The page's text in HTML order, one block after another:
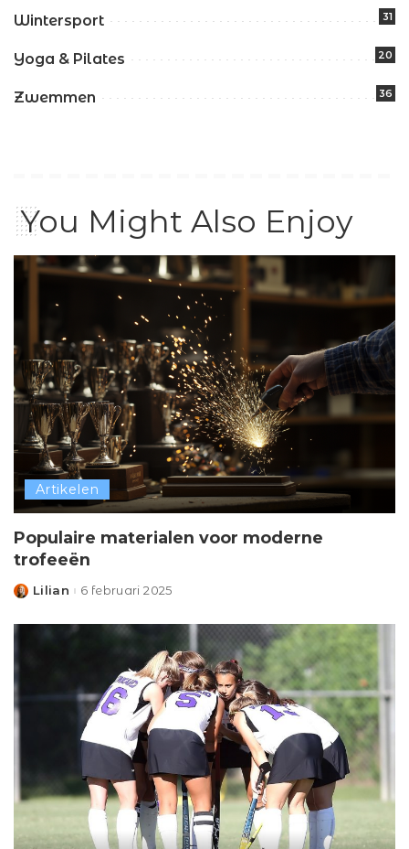
Wintersport 31
Yoga & Pilates 20
Zwemmen 36
You Might Also Enjoy
Artikelen
Populaire materialen voor moderne
trofeeën
Posted
Lilian 6 februari 2025